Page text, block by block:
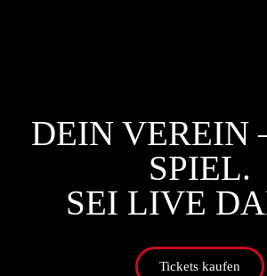
DEIN VEREIN
SPIEL.
SEI LIVE
Tickets kaufen